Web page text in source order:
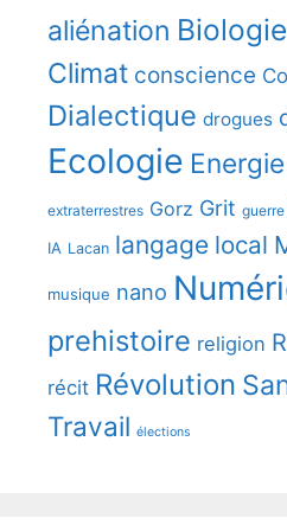
aliénation Biologie
Climat conscience
Dialectique drogues
Ecologie Energie
extraterrestres Gorz Grit guerre
IA Lacan langage local
musique nano
prehistoire religion
récit Révolution
Travail élections